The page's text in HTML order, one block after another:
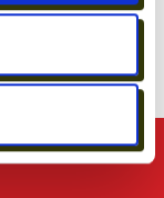
JATKUU –
TALON